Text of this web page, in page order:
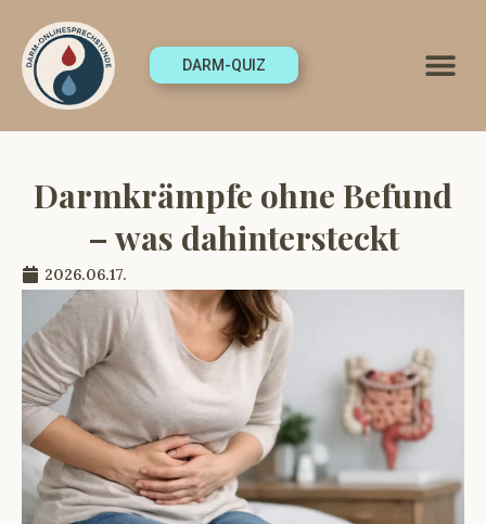
DARM-QUIZ
Darmkrämpfe ohne Befund
– was dahintersteckt
2026.06.17.